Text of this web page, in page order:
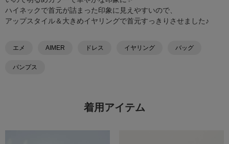
ハイネックで首元が詰まった印象に見えやすいので、
アップスタイル＆大きめイヤリングで首元すっきりさせました♪
エメ AIMER ドレス イヤリング バッグ
パンプス
着用アイテム